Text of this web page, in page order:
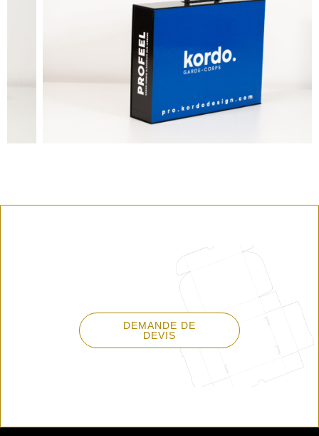
DEMANDE DE
DEVIS